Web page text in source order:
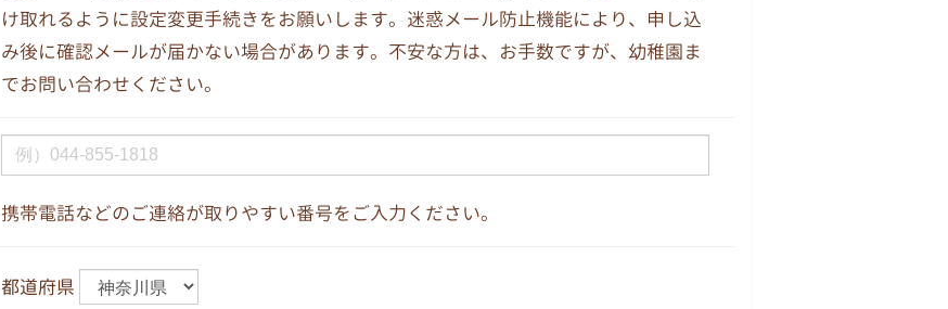
け取れるように設定変更手続きをお願いします。迷惑メール防止機能により、申し込
み後に確認メールが届かない場合があります。不安な方は、お手数ですが、幼稚園ま
でお問い合わせください。
携帯電話などのご連絡が取りやすい番号をご入力ください。
都道府県